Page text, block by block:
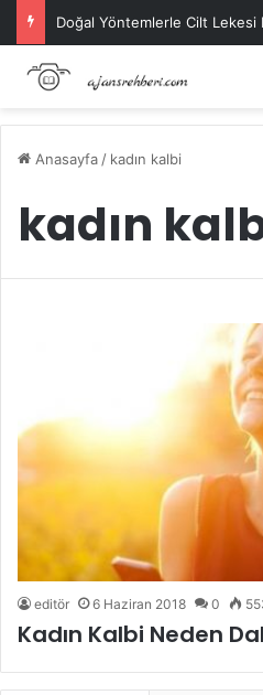
Doğal Yöntemlerle Cilt Lekesi
Anasayfa / kadın kalbi
kadın
editör 6 Haziran 2018 0
Kadın Kalbi Neden